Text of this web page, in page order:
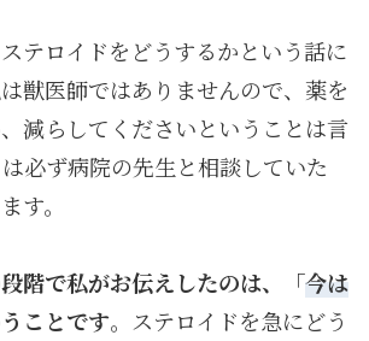
テロイドをどうするかという話に
獣医師ではありませんので、薬を
減らしてくださいということは言
必ず病院の先生と相談していた
す。
階で私がお伝えしたのは、「今は
ことです。ステロイドを急にどう